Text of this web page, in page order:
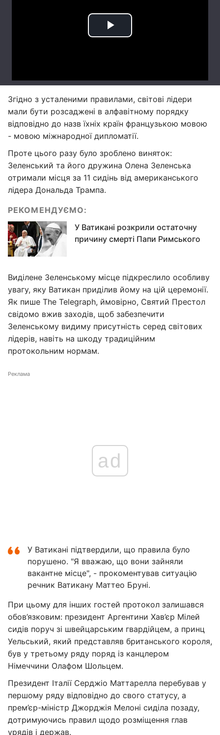
Згідно з усталеними правилами, світові лідери
мали бути розсаджені в алфавітному порядку
відповідно до назв їхніх країн французькою мовою
- мовою міжнародної дипломатії.
Проте цього разу було зроблено виняток:
Зеленський та його дружина Олена Зеленська
отримали місця за 11 сидінь від американського
лідера Дональда Трампа.
РЕКОМЕНДУЄМО:
У Ватикані розкрили остаточну
причину смерті Папи Римського
Виділене Зеленському місце підкреслило особливу
увагу, яку Ватикан приділив йому на цій церемонії.
Як пише The Telegraph, ймовірно, Святий Престол
свідомо вжив заходів, щоб забезпечити
Зеленському видиму присутність серед світових
лідерів, навіть на шкоду традиційним
протокольним нормам.
Реклама
ad
У Ватикані підтвердили, що правила було
порушено. "Я вважаю, що вони зайняли
вакантне місце", - прокоментував ситуацію
речник Ватикану Маттео Бруні.
При цьому для інших гостей протокол залишався
обов’язковим: президент Аргентини Хав’єр Мілей
сидів поруч зі швейцарським гвардійцем, а принц
Уельський, який представляв британського короля,
був у третьому ряду поряд із канцлером
Німеччини Олафом Шольцем.
Президент Італії Серджіо Маттарелла перебував у
першому ряду відповідно до свого статусу, а
прем’єр-міністр Джорджія Мелоні сиділа позаду,
дотримуючись правил щодо розміщення глав
урядів і держав.